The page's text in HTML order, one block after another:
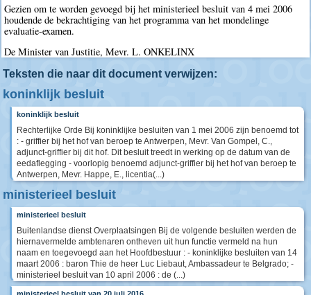
Gezien om te worden gevoegd bij het ministerieel besluit van 4 mei 2006
houdende de bekrachtiging van het programma van het mondelinge
evaluatie-examen.
De Minister van Justitie, Mevr. L. ONKELINX
Teksten die naar dit document verwijzen:
koninklijk besluit
koninklijk besluit
Rechterlijke Orde Bij koninklijke besluiten van 1 mei 2006 zijn benoemd tot
: - griffier bij het hof van beroep te Antwerpen, Mevr. Van Gompel, C.,
adjunct-griffier bij dit hof. Dit besluit treedt in werking op de datum van de
eedaflegging - voorlopig benoemd adjunct-griffier bij het hof van beroep te
Antwerpen, Mevr. Happe, E., licentia(...)
ministerieel besluit
ministerieel besluit
Buitenlandse dienst Overplaatsingen Bij de volgende besluiten werden de
hiernavermelde ambtenaren ontheven uit hun functie vermeld na hun
naam en toegevoegd aan het Hoofdbestuur : - koninklijke besluiten van 14
maart 2006 : baron Thie de heer Luc Liebaut, Ambassadeur te Belgrado; -
ministerieel besluit van 10 april 2006 : de (...)